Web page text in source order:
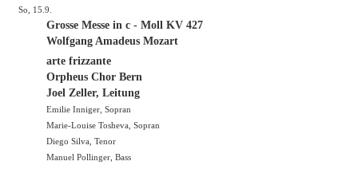
So, 15.9.
Grosse Messe in c - Moll KV 427
Wolfgang Amadeus Mozart
arte frizzante
Orpheus Chor Bern
Joel Zeller, Leitung
Emilie Inniger, Sopran
Marie-Louise Tosheva, Sopran
Diego Silva, Tenor
Manuel Pollinger, Bass